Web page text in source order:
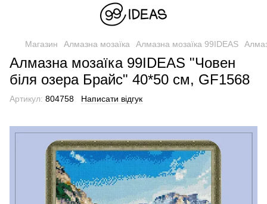
Магазин Алмазна мозаїка Алмазна мозаїка 99IDEAS
Алмазна мозаїка 99IDEAS "Човен
біля озера Брайс" 40*50 см, GF1568
Артикул: 804758 Написати відгук